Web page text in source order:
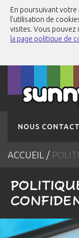
En poursuivant votre
l’utilisation de
visites. Vous pouvez
la page politique de
NOUS
ACCUEIL